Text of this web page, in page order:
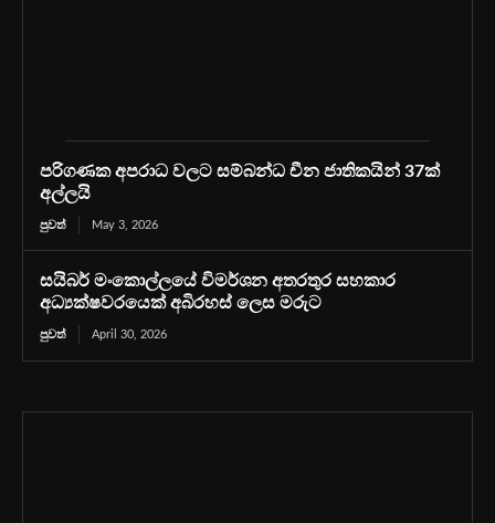
පරිගණක අපරාධ වලට සම්බන්ධ චීන ජාතිකයින් 37ක්
අල්ලයි
පුවත් May 3, 2026
සයිබර් මංකොල්ලයේ විමර්ශන අතරතුර සහකාර
අධ්‍යක්ෂවරයෙක් අබිරහස් ලෙස මරුට
පුවත් April 30, 2026